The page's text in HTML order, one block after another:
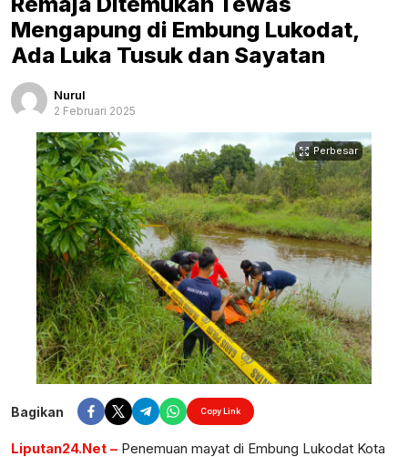
Mengapung di Embung Lukodat,
Ada Luka Tusuk dan Sayatan
Nurul
2 Februari 2025
Perbesar
Bagikan Copy Link
Liputan24.Net – Penemuan mayat di Embung Lukodat Kota